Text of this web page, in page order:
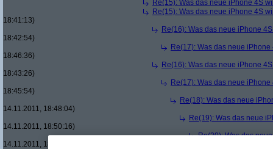
Re(15): Was das neue iPhone 4S
Re(15): Was das neue iPhone 4S
18:41:13)
Re(16): Was das neue iPhone
18:42:54)
Re(17): Was das neue
18:46:36)
Re(16): Was das neue iPhone
18:43:26)
Re(17): Was das neue
18:45:54)
Re(18): Was das neue
14.11.2011, 18:48:04)
Re(19): Was das neue
14.11.2011, 18:50:16)
Re(20): Was das
14.11.2011, 18:52:07)